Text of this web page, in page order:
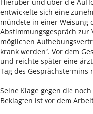
Hierüber und über die
entwickelte sich eine
mündete in einer Weisung
Abstimmungsgespräch zur
möglichen
krank werden“. Vor dem
und reichte später eine
Tag des Gesprächstermins
Seine Klage gegen die
Beklagten ist vor dem